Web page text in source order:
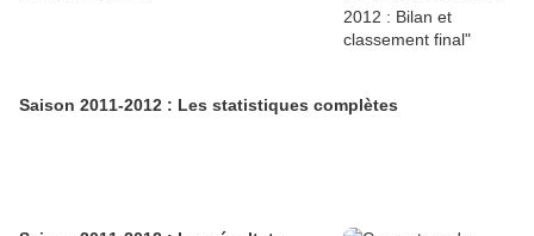
Saison 2011-2012 : Les statistiques complètes